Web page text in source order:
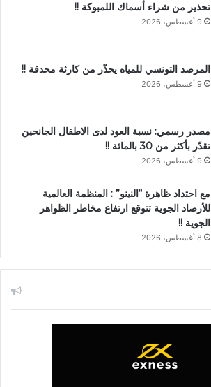
تحذير من شراء أسماك اللمبوكة !!
9 أغسطس، 2026
المرصد التونسي للمياه يحذّر من كارثة محدقة !!
9 أغسطس، 2026
مصدر رسمي: نسبة العود لدى الاطفال الجانحين
تقدّر بأكثر من 30 بالمائة !!
9 أغسطس، 2026
مع احتداد ظاهرة “النينو” : المنظمة العالمية
للأرصاد الجوية تتوقع ارتفاع مخاطر الظواهر
الجوية !!
8 أغسطس، 2026